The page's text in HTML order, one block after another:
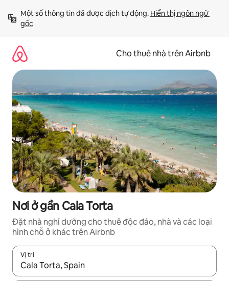
đến
Một số thông tin đã được dịch tự động. Hiển thị ngôn ngữ
gốc
Cho thuê nhà trên Airbnb
Nơi ở gần Cala Torta
Đặt nhà nghỉ dưỡng cho thuê độc đáo, nhà và các loại
hình chỗ ở khác trên Airbnb
Vị trí
Khi có kết quả, hãy điều hướng bằng phím mũi tên lên và